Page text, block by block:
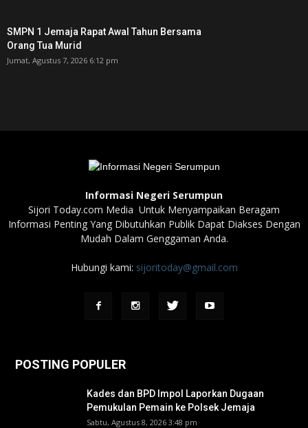
SMPN 1 Jemaja Rapat Awal Tahun Bersama
Orang Tua Murid ‎
Jumat, Agustus 7, 2026 6:12 pm
Informasi Negeri Serumpun
Sijori Today.com Media Untuk Menyampaikan Beragam
Informasi Penting Yang Dibutuhkan Publik Dapat Diakses Dengan
Mudah Dalam Genggaman Anda.
Hubungi kami: sijoritoday@gmail.com
POSTING POPULER
Kades dan BPD Impol Laporkan Dugaan
Pemukulan Pemain ke Polsek Jemaja
Sabtu, Agustus 8, 2026 3:48 pm